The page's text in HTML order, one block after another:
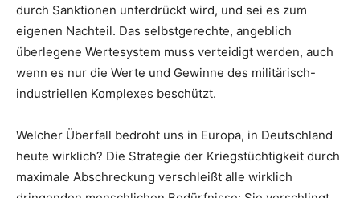
durch Sanktionen unterdrückt wird, und sei es zum
eigenen Nachteil. Das selbstgerechte, angeblich
überlegene Wertesystem muss verteidigt werden, auch
wenn es nur die Werte und Gewinne des militärisch-
industriellen Komplexes beschützt.
Welcher Überfall bedroht uns in Europa, in Deutschland
heute wirklich? Die Strategie der Kriegstüchtigkeit durch
maximale Abschreckung verschleißt alle wirklich